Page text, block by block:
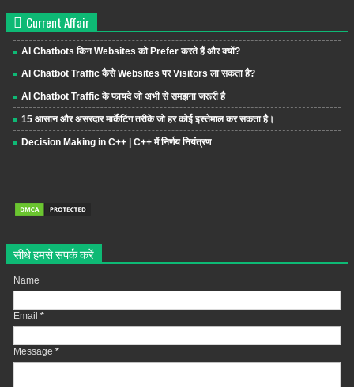
Current Affair
AI Chatbots किन Websites को Prefer करते हैं और क्यों?
AI Chatbot Traffic कैसे Websites पर Visitors ला सकता है?
AI Chatbot Traffic के फायदे जो अभी से समझना जरूरी है
15 आसान और असरदार मार्केटिंग तरीके जो हर कोई इस्तेमाल कर सकता है।
Decision Making in C++ | C++ में निर्णय नियंत्रण
सीधे हमसे संपर्क करें
Name
Email *
Message *